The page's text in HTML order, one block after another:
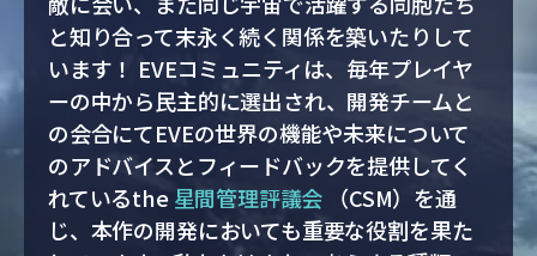
と知り合って末永く続く関係を築いたりして
います！ EVEコミュニティは、毎年プレイヤ
ーの中から民主的に選出され、開発チームと
の会合にてEVEの世界の機能や未来について
のアドバイスとフィードバックを提供してく
れているthe星間管理評議会 （CSM）を通
じ、本作の開発においても重要な役割を果た